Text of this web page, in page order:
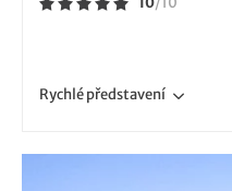
Rychlépředstavení